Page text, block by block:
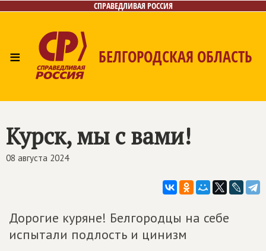
СПРАВЕДЛИВАЯ РОССИЯ
≡ БЕЛГОРОДСКАЯ ОБЛАСТЬ
Курск, мы с вами!
08 августа 2024
Дорогие куряне! Белгородцы на себе
испытали подлость и цинизм